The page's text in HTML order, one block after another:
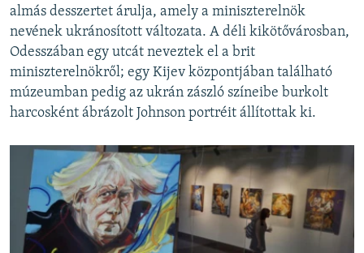
almás desszertet árulja, amely a miniszterelnök
nevének ukránosított változata. A déli kikötővárosban,
Odesszában egy utcát neveztek el a brit
miniszterelnökről; egy Kijev központjában található
múzeumban pedig az ukrán zászló színeibe burkolt
harcosként ábrázolt Johnson portréit állítottak ki.